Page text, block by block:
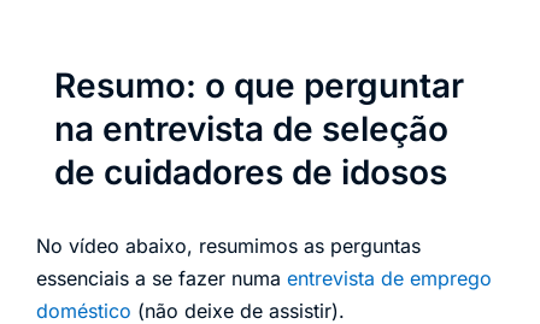
Resumo: o que perguntar
na entrevista de seleção
de cuidadores de idosos
No vídeo abaixo, resumimos as perguntas
essenciais a se fazer numa entrevista de emprego
doméstico (não deixe de assistir).